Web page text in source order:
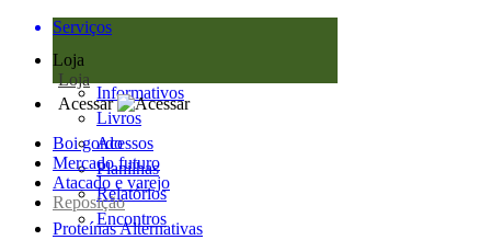
Serviços
Loja
Loja
Informativos
Livros
Acessos
Planilhas
Relatórios
Encontros
Acessar
Boi gordo
Mercado futuro
Atacado e varejo
Reposição
Proteínas Alternativas